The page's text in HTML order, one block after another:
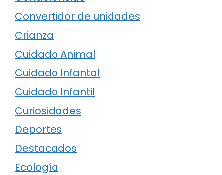
Convertidor de unidades
Crianza
Cuidado Animal
Cuidado Infantal
Cuidado Infantil
Curiosidades
Deportes
Destacados
Ecología